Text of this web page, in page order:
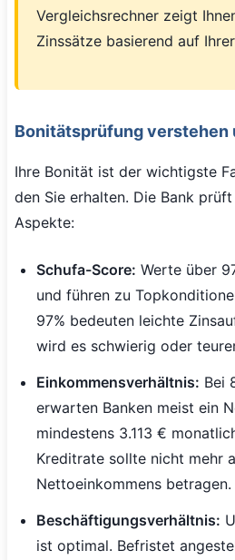
Vergleichsrechner zeigt
Zinssätze basierend auf
Bonitätsprüfung verstehen
Ihre Bonität ist der wichtigste
den Sie erhalten. Die Bank
Aspekte:
Schufa-Score: Werte über
und führen zu
97% bedeuten leichte
wird es schwierig oder
Einkommensverhältnis: Bei
erwarten Banken meist ein
mindestens 3.113 €
Kreditrate sollte nicht mehr
Nettoeinkommens betragen.
Beschäftigungsverhältnis:
ist optimal. Befristet